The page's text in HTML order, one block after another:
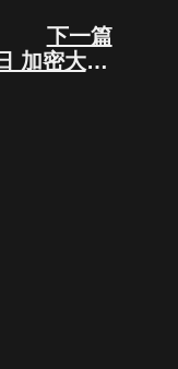
下一篇
5月22日 加密大事件